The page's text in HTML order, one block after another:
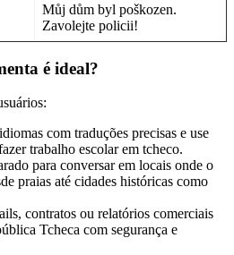
Můj dům byl poškozen.
Zavolejte policii!
é ideal?
com traduções precisas e use
trabalho escolar em tcheco.
para conversar em locais onde o
praias até cidades históricas como
contratos ou relatórios comerciais
Tcheca com segurança e